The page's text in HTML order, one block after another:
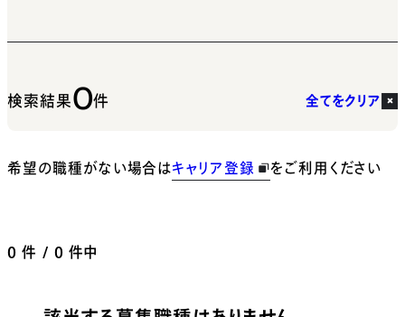
検索結果0件 全てをクリア
希望の職種がない場合はキャリア登録 をご利用ください
0 件 / 0 件中